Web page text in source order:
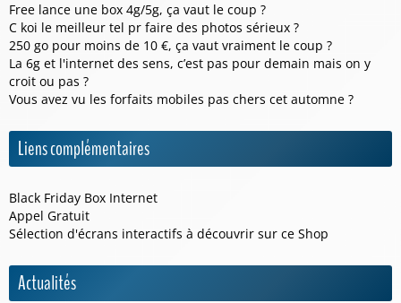
Free lance une box 4g/5g, ça vaut le coup ?
C koi le meilleur tel pr faire des photos sérieux ?
250 go pour moins de 10 €, ça vaut vraiment le coup ?
La 6g et l'internet des sens, c’est pas pour demain mais on y
croit ou pas ?
Vous avez vu les forfaits mobiles pas chers cet automne ?
Liens complémentaires
Black Friday Box Internet
Appel Gratuit
Sélection d'écrans interactifs à découvrir sur ce Shop
Actualités